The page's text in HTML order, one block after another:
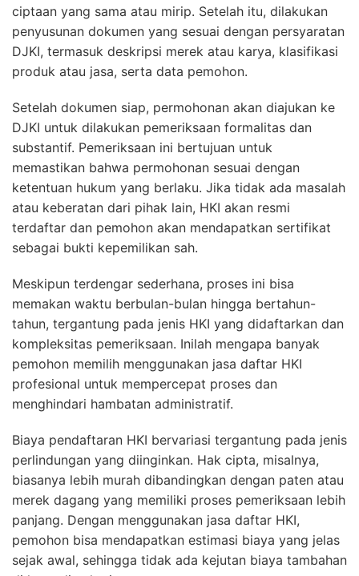
ciptaan yang sama atau mirip. Setelah itu, dilakukan
penyusunan dokumen yang sesuai dengan persyaratan
DJKI, termasuk deskripsi merek atau karya, klasifikasi
produk atau jasa, serta data pemohon.
Setelah dokumen siap, permohonan akan diajukan ke
DJKI untuk dilakukan pemeriksaan formalitas dan
substantif. Pemeriksaan ini bertujuan untuk
memastikan bahwa permohonan sesuai dengan
ketentuan hukum yang berlaku. Jika tidak ada masalah
atau keberatan dari pihak lain, HKI akan resmi
terdaftar dan pemohon akan mendapatkan sertifikat
sebagai bukti kepemilikan sah.
Meskipun terdengar sederhana, proses ini bisa
memakan waktu berbulan-bulan hingga bertahun-
tahun, tergantung pada jenis HKI yang didaftarkan dan
kompleksitas pemeriksaan. Inilah mengapa banyak
pemohon memilih menggunakan jasa daftar HKI
profesional untuk mempercepat proses dan
menghindari hambatan administratif.
Biaya pendaftaran HKI bervariasi tergantung pada jenis
perlindungan yang diinginkan. Hak cipta, misalnya,
biasanya lebih murah dibandingkan dengan paten atau
merek dagang yang memiliki proses pemeriksaan lebih
panjang. Dengan menggunakan jasa daftar HKI,
pemohon bisa mendapatkan estimasi biaya yang jelas
sejak awal, sehingga tidak ada kejutan biaya tambahan